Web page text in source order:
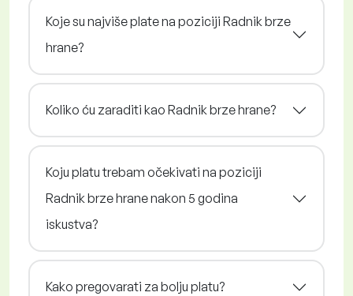
Koje su najviše plate na poziciji Radnik brze
hrane?
Koliko ću zaraditi kao Radnik brze hrane?
Koju platu trebam očekivati na poziciji
Radnik brze hrane nakon 5 godina
iskustva?
Kako pregovarati za bolju platu?